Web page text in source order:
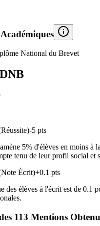
National du Brevet
-5 pts
5% d'élèves en moins à
tenu de leur profil social et
Écrit)+0.1 pts
des élèves à l'écrit est de 0.1
113 Mentions